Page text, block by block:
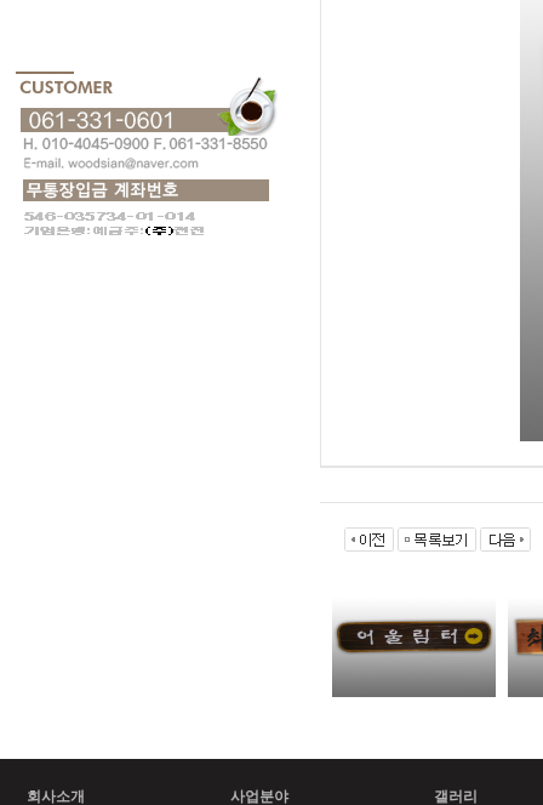
회사소개
사업분야
갤러리